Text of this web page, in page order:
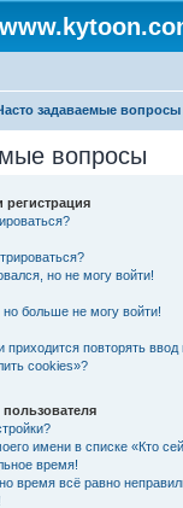
задаваемые вопросы
вопросы
но не могу войти!
но больше не могу войти!
повторять
cookies»?
имени в списке «Кто
время!
время всё равно